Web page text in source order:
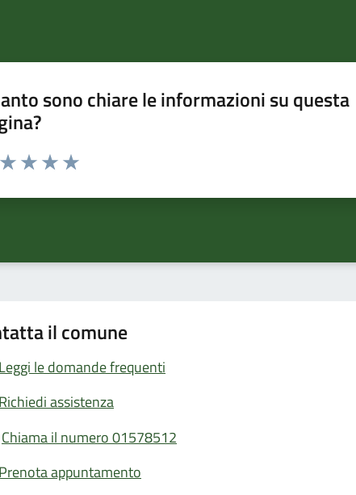
sono chiare le informazioni su questa
da 1 a 5 stelle la pagina
il comune
Leggi le domande frequenti
Richiedi assistenza
Chiama il numero 01578512
Prenota appuntamento